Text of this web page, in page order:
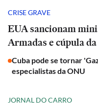
CRISE GRAVE
EUA sancionam
Armadas e cúpula
Cuba pode se tornar
especialistas da ONU
JORNAL DO CARRO